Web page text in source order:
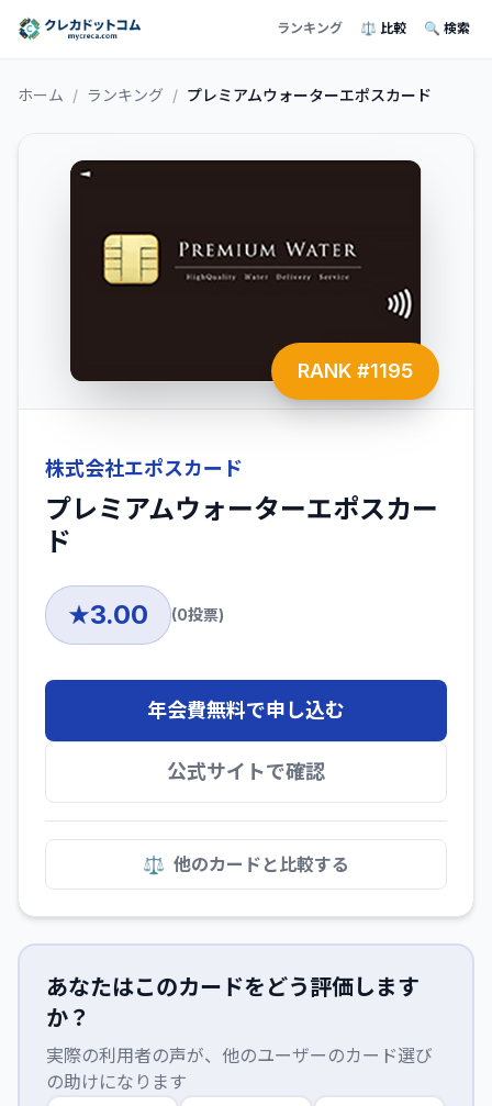
ランキング ⚖️ 比較 🔍 検索
ホーム / ランキング / プレミアムウォーターエポスカード
RANK #1195
株式会社エポスカード
プレミアムウォーターエポスカー
ド
★3.00 (0投票)
年会費無料で申し込む
公式サイトで確認
⚖️ 他のカードと比較する
あなたはこのカードをどう評価します
か？
実際の利用者の声が、他のユーザーのカード選び
の助けになります